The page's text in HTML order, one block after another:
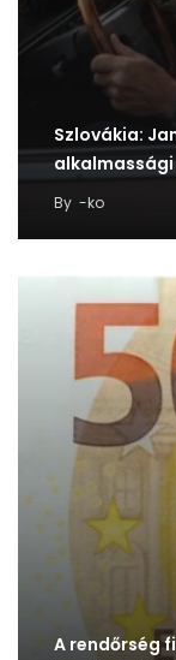
Szlovákia:
By -ko
A rendőrség